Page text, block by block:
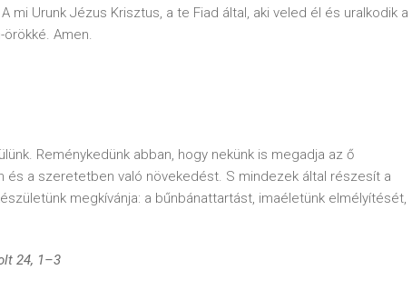
mi Urunk Jézus Krisztus, a te Fiad által, aki veled él és uralkodik a
Amen.
Reménykedünk abban, hogy nekünk is megadja az ő
és a szeretetben való növekedést. S mindezek által részesít a
megkívánja: a bűnbánattartást, imaéletünk elmélyítését,
24, 1–3